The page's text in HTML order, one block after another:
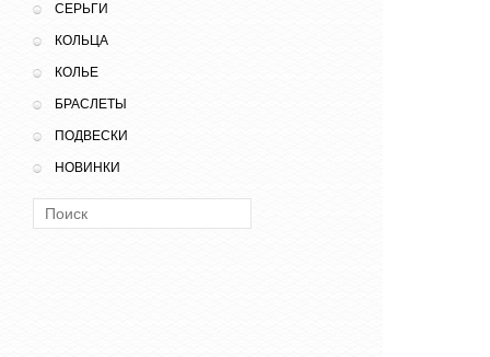
СЕРЬГИ
КОЛЬЦА
КОЛЬЕ
БРАСЛЕТЫ
ПОДВЕСКИ
НОВИНКИ
Поиск: